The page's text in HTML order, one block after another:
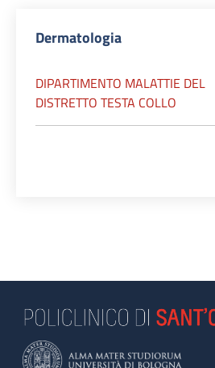
Dermatologia
DIPARTIMENTO MALATTIE DEL
DISTRETTO TESTA COLLO